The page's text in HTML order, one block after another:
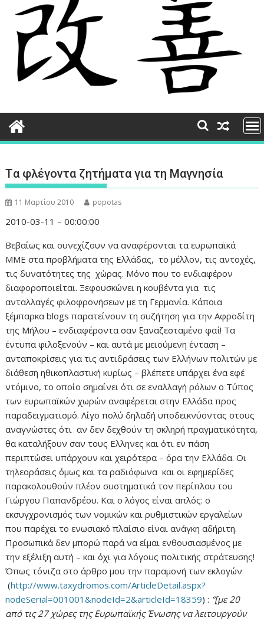
Tα φλέγοντα ζητήματα για τη Μαγνησία
11 Μαρτίου 2010 popotas
2010-03-11 – 00:00:00
Βεβαίως και συνεχίζουν να αναφέρονται τα ευρωπαϊκά
ΜΜΕ στα προβλήματα της Ελλάδας, το μέλλον, τις αντοχές,
τις δυνατότητες της χώρας. Μόνο που το ενδιαφέρον
διαφοροποιείται. Ξεφουσκώνει η κουβέντα για τις
ανταλλαγές φιλοφρονήσεων με τη Γερμανία. Κάποια
ξέμπαρκα blogs παρατείνουν τη συζήτηση για την Αφροδίτη
της Μήλου – ενδιαφέροντα σαν ξαναζεσταμένο φαΐ! Τα
έντυπα φιλοξενούν – και αυτά με μειούμενη ένταση –
ανταποκρίσεις για τις αντιδράσεις των Ελλήνων πολιτών με
διάθεση ηθικοπλαστική κυρίως – βλέπετε υπάρχει ένα εφέ
ντόμινο, το οποίο σημαίνει ότι σε εναλλαγή ρόλων ο Τύπος
των ευρωπαϊκών χωρών αναφέρεται στην Ελλάδα προς
παραδειγματισμό. Λίγο πολύ δηλαδή υποδεικνύοντας στους
αναγνώστες ότι αν δεν δεχθούν τη σκληρή πραγματικότητα,
θα καταλήξουν σαν τους Ελληνες και ότι εν πάση
περιπτώσει υπάρχουν και χειρότερα – όρα την Ελλάδα. Οι
τηλεοράσεις όμως και τα ραδιόφωνα και οι εφημερίδες
παρακολουθούν πλέον συστηματικά τον περίπλου του
Γιώργου Παπανδρέου. Και ο λόγος είναι απλός: ο
εκσυγχρονισμός των νομικών και ρυθμιστικών εργαλείων
που παρέχει το ενωσιακό πλαίσιο είναι ανάγκη αδήριτη.
Προσωπικά δεν μπορώ παρά να είμαι ενθουσιασμένος με
την εξέλιξη αυτή – και όχι για λόγους πολιτικής στράτευσης!
Όπως τόνιζα στο άρθρο μου την παραμονή των εκλογών
(http://www.taxydromos.com/ArticleDetail.aspx?
nodeSerial=001001&nodeId=2&articleId=18359) : “[με 20
από τις 27 χώρες της Ευρωπαϊκής Ένωσης να λειτουργούν